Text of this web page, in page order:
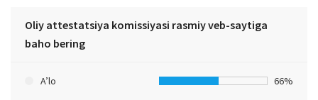
Oliy attestatsiya komissiyasi rasmiy veb-saytiga
baho bering
A’lo 66%